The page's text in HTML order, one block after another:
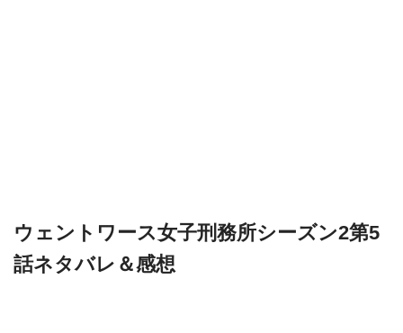
ウェントワース女子刑務所シーズン2第5
話ネタバレ＆感想